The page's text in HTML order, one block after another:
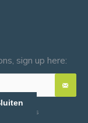
sign up here:
conditions